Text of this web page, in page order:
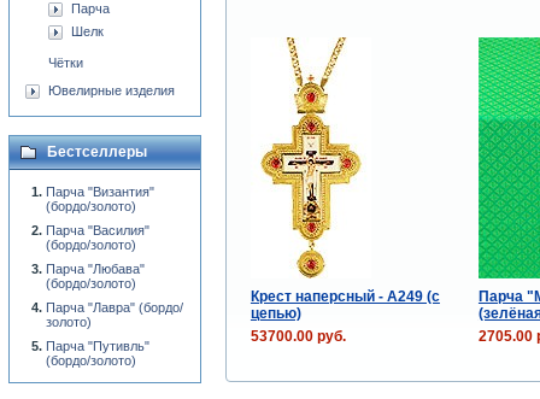
Крест наперсный - А249 (с
цепью)
Парча
53700.00 руб.
2705.00
Парча
Шелк
Чётки
Ювелирные изделия
Бестселлеры
Парча "Византия"
(бордо/золото)
Парча "Василия"
(бордо/золото)
Парча "Любава"
(бордо/золото)
Парча "Лавра" (бордо/
золото)
Парча "Путивль"
(бордо/золото)